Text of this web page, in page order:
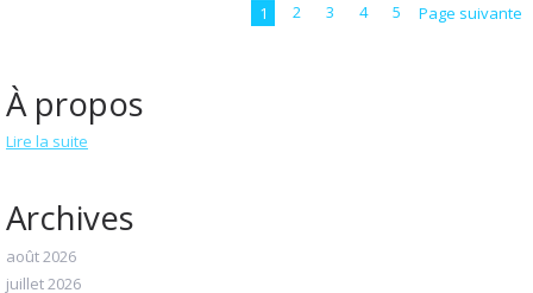
1 2 3 4 5 Page suivante
À propos
Lire la suite
Archives
août 2026
juillet 2026